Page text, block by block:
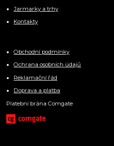
Jarmarky a trhy
Kontakty
Obchodní podmínky
Ochrana osobních údajů
Reklamační řád
Doprava a platba
Platební brána Comgate